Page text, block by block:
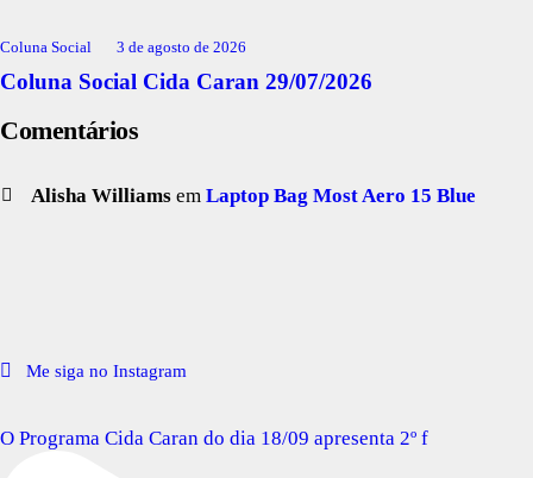
Coluna Social 3 de agosto de 2026
Coluna Social Cida Caran 29/07/2026
Comentários
Alisha Williams emLaptop Bag Most Aero 15 Blue
Me siga no Instagram
O Programa Cida Caran do dia 18/09 apresenta 2º f